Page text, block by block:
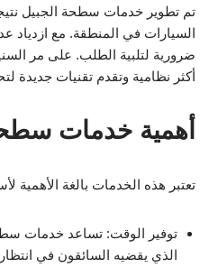
تم تطوير خدمات سطحة الجبيل
السيارات في المنطقة. مع ازدياد
ضرورية لتلبية الطلب. على مر
أكثر نظامية وتقدم تقنيات جديدة
أهمية خدمات
تعتبر هذه الخدمات بالغة الأهمية
توفير الوقت: تساعد خدمات
الذي يقضيه السائقون في